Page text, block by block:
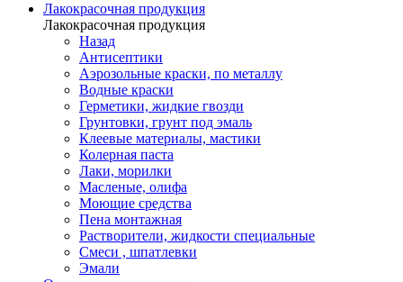
Лакокрасочная продукция
Лакокрасочная продукция
Назад
Антисептики
Аэрозольные краски, по металлу
Водные краски
Герметики, жидкие гвозди
Грунтовки, грунт под эмаль
Клеевые материалы, мастики
Колерная паста
Лаки, морилки
Масленые, олифа
Моющие средства
Пена монтажная
Растворители, жидкости специальные
Смеси , шпатлевки
Эмали